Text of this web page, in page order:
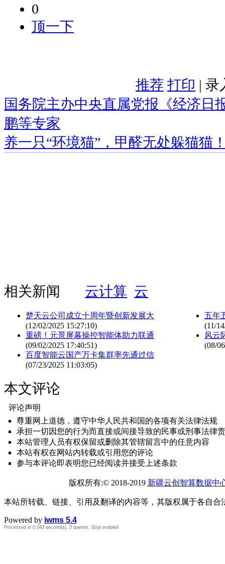
0
顶一下
推荐 打印 | 录
国务院主办中央直属党报《经济日
鹏等专家
养一只“环境猫”，甲醛无处躲猫猫
相关新闻 云计算 云
楚天云公司成立十周年暨创新发展大
(12/02/2025 15:27:10)
重磅！元景屏幕操控智能体助力联通
(09/02/2025 17:40:51)
百度智能云国产万卡集群率先通过信
(07/23/2025 11:03:05)
五年
(11/
风云
(08/
本文评论
评论声明
尊重网上道德，遵守中华人民共和国的各项有关法律法规
承担一切因您的行为而直接或间接导致的民事或刑事法律
本站管理人员有权保留或删除其管辖留言中的任意内容
本站有权在网站内转载或引用您的评论
参与本评论即表明您已经阅读并接受上述条款
版权所有:© 2018-2019 新疆云创智算数据中
本站所转载、链接、引用及翻译的内容等，其版权属于各自合
Powered by iwms 5.4
Processed in 0.043 second(s), 3 queries, Gzip enabled